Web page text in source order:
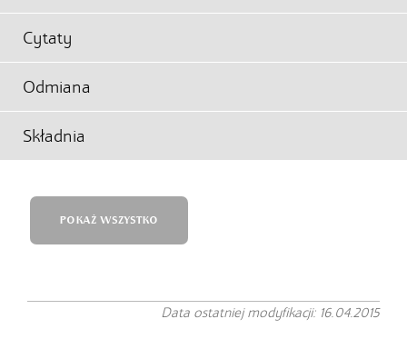
Cytaty
Odmiana
Składnia
POKAŻ WSZYSTKO
Data ostatniej modyfikacji: 16.04.2015